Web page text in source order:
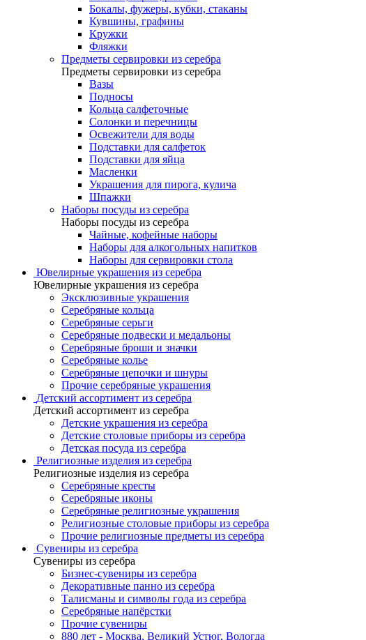
Бокалы, фужеры, кубки, стаканы
Кувшины, графины
Кружки
Фляжки
Предметы сервировки из серебра
Предметы сервировки из серебра
Вазы
Подносы
Кольца салфеточные
Солонки и перечницы
Освежители для воды
Подставки для салфеток
Подставки для яйца
Масленки
Украшения для пирога, кулича
Шпажки
Наборы посуды из серебра
Наборы посуды из серебра
Чайные, кофейные наборы
Наборы для алкогольных напитков
Наборы для сервировки стола
Ювелирные украшения из серебра
Ювелирные украшения из серебра
Эксклюзивные украшения
Серебряные кольца
Серебряные серьги
Серебряные подвески и медальоны
Серебряные броши и значки
Серебряные колье
Серебряные цепочки и шнуры
Прочие серебряные украшения
Детский ассортимент из серебра
Детский ассортимент из серебра
Детские украшения из серебра
Детские столовые приборы из серебра
Детская посуда из серебра
Религиозные изделия из серебра
Религиозные изделия из серебра
Серебряные кресты
Серебряные иконы
Серебряные религиозные украшения
Религиозные столовые приборы из серебра
Прочие религиозные предметы из серебра
Сувениры из серебра
Сувениры из серебра
Бизнес-сувениры из серебра
Декоративные панно из серебра
Талисманы и символы года из серебра
Серебряные напёрстки
Прочие сувениры
880 лет - Москва, Великий Устюг, Вологда